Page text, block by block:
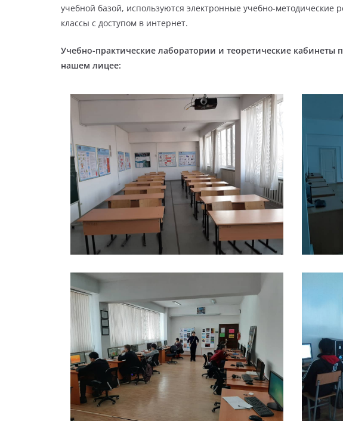
учебной базой, используются электронные учебно-
классы с доступом в интернет.
Учебно-практические лаборатории и теоретические кабинеты
нашем лицее: